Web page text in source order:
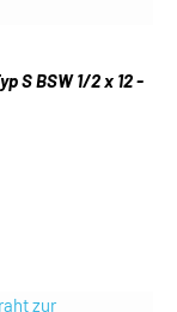
S BSW 1/2 x 12 -